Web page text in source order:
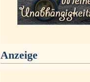
Anzeige